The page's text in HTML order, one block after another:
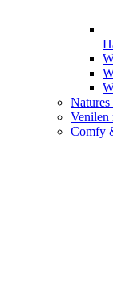
Venilen
Comfy